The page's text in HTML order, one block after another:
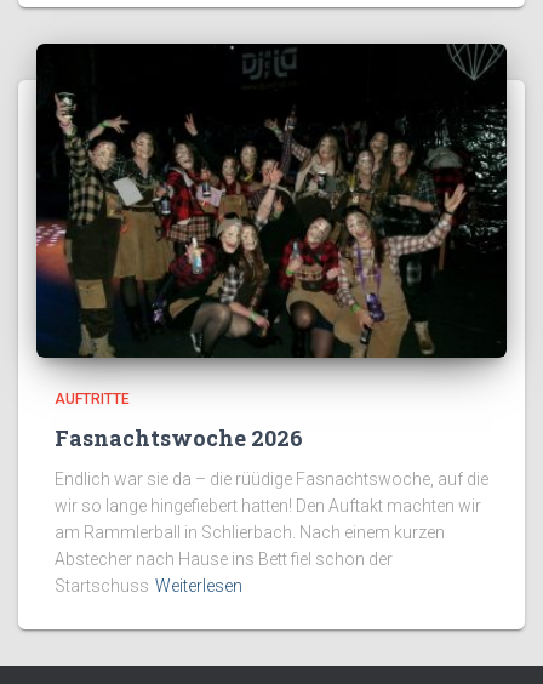
AUFTRITTE
Fasnachtswoche 2026
Endlich war sie da – die rüüdige Fasnachtswoche, auf die
wir so lange hingefiebert hatten! Den Auftakt machten wir
am Rammlerball in Schlierbach. Nach einem kurzen
Abstecher nach Hause ins Bett fiel schon der
Startschuss Weiterlesen